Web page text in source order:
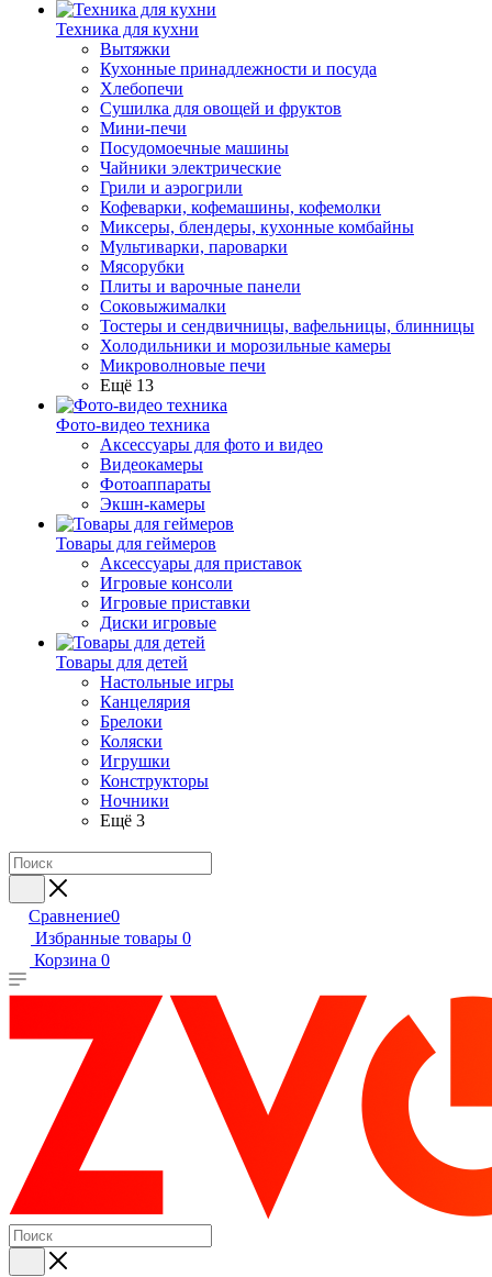
Техника для кухни
Вытяжки
Кухонные принадлежности и посуда
Хлебопечи
Сушилка для овощей и фруктов
Мини-печи
Посудомоечные машины
Чайники электрические
Грили и аэрогрили
Кофеварки, кофемашины, кофемолки
Миксеры, блендеры, кухонные комбайны
Мультиварки, пароварки
Мясорубки
Плиты и варочные панели
Соковыжималки
Тостеры и сендвичницы, вафельницы, блинницы
Холодильники и морозильные камеры
Микроволновые печи
Ещё 13
Фото-видео техника
Аксессуары для фото и видео
Видеокамеры
Фотоаппараты
Экшн-камеры
Товары для геймеров
Аксессуары для приставок
Игровые консоли
Игровые приставки
Диски игровые
Товары для детей
Настольные игры
Канцелярия
Брелоки
Коляски
Игрушки
Конструкторы
Ночники
Ещё 3
Сравнение0
Избранные товары 0
Корзина 0